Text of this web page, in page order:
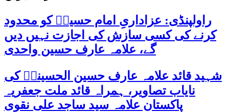
راولپنڈی: عزاداریِ امام حسینؑ کو محدود
کرنے کی کسی سازش کی اجازت نہیں دیں
گے، علامہ عارف حسین واحدی
شہید قائد علامہ عارف حسین الحسینیؒ کی
نایاب تصاویر، ہمراہ قائد ملت جعفریہ
پاکستان علامہ سید ساجد علی نقوی